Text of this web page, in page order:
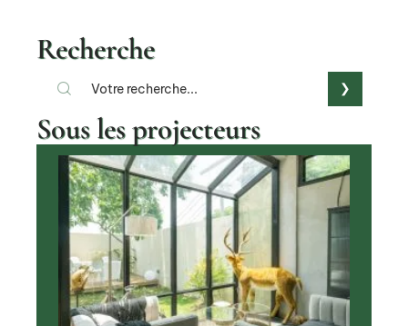
Recherche
Sous les projecteurs